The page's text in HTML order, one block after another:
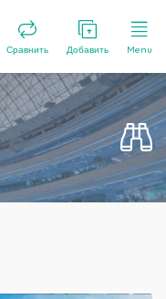
Сравнить Добавить Menu